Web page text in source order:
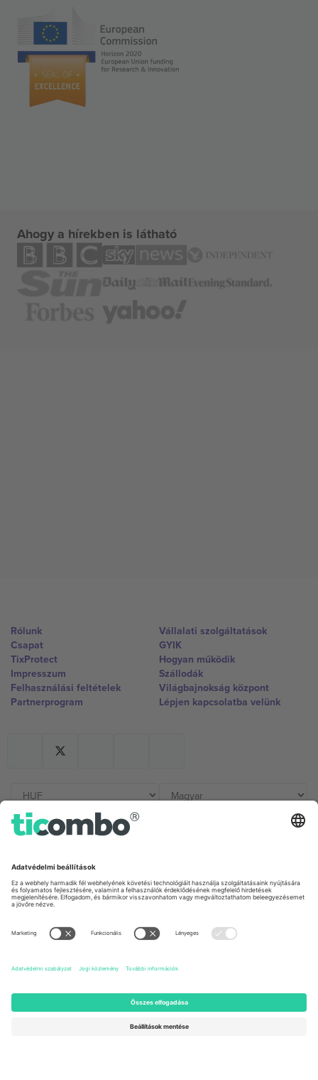
Ahogy a hírekben is látható
Rólunk
Csapat
TixProtect
Impresszum
Felhasználási feltételek
Partnerprogram
Vállalati szolgáltatások
GYIK
Hogyan működik
Szállodák
Világbajnokság központ
Lépjen kapcsolatba velünk
Germany
Unter den Linden 24, 10117
Berlin, Germany
United Kingdom
167 City Road, London, Greater
Newark, Delaware 19713, United
States
Engelberg, Switzerland